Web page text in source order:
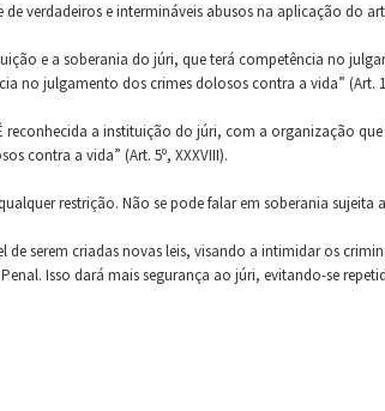
verdadeiros e intermináveis abusos na aplicação do
e a soberania do júri, que terá competência no
no julgamento dos crimes dolosos contra a vida” (Art.
reconhecida a instituição do júri, com a organização
contra a vida” (Art. 5º, XXXVIII).
restrição. Não se pode falar em soberania sujeita
serem criadas novas leis, visando a intimidar os
Isso dará mais segurança ao júri, evitando-se